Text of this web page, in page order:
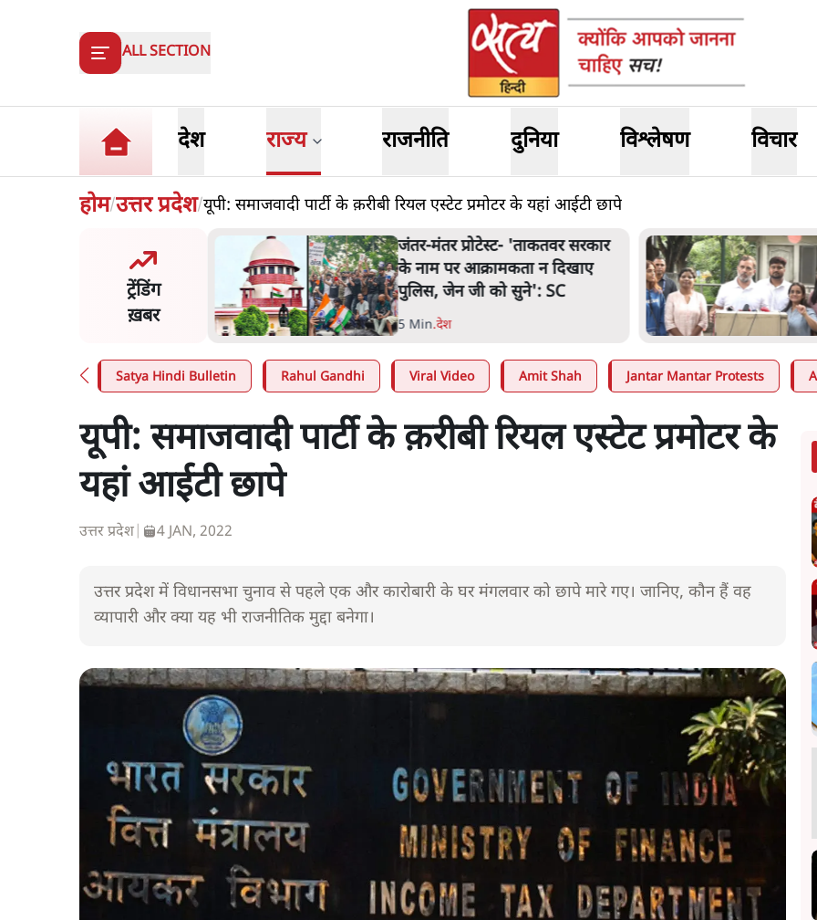
ALL SECTION
देश राज्य राजनीति दुनिया विश्लेषण विचार
होम/उत्तर प्रदेश/यूपी: समाजवादी पार्टी के क़रीबी रियल एस्टेट प्रमोटर के यहां आईटी छापे
ट्रेंडिंग
ख़बर
समिति-मेटा की बैठकः मार्क
ने भारत सरकार से माफी
जंतर-मंतर प्रोटेस्ट- 'ताकतवर सरकार
के नाम पर आक्रामकता न दिखाए
पुलिस, जेन जी को सुने': SC
5 Min.देश
Satya Hindi Bulletin Rahul Gandhi Viral Video Amit Shah Jantar Mantar Protests
यूपी: समाजवादी पार्टी के क़रीबी रियल एस्टेट प्रमोटर के
यहां आईटी छापे
उत्तर प्रदेश 4 JAN, 2022
उत्तर प्रदेश में विधानसभा चुनाव से पहले एक और कारोबारी के घर मंगलवार को छापे मारे गए। जानिए, कौन हैं वह
व्यापारी और क्या यह भी राजनीतिक मुद्दा बनेगा।